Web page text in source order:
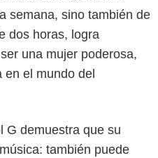
semana, sino también de
dos horas, logra
una mujer poderosa,
el mundo del
G demuestra que su
también puede